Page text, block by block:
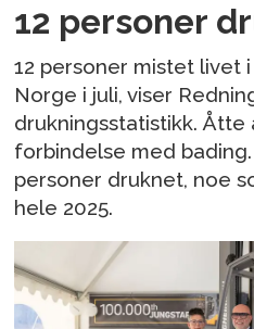
12 personer
12 personer mistet livet
Norge i juli, viser
drukningsstatistikk. Åtte
forbindelse med
personer druknet, noe
hele 2025.